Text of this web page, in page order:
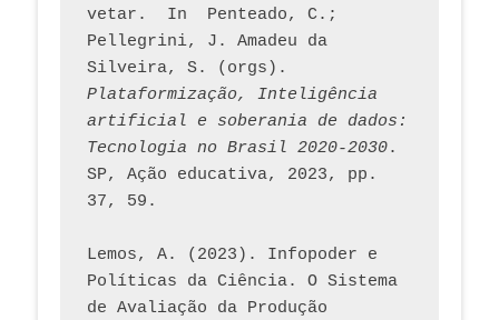
vetar.  In  Penteado, C.;
Pellegrini, J. Amadeu da
Plataformização, Inteligência
artificial e soberania de dados:
Tecnologia no Brasil 2020-2030.
SP, Ação educativa, 2023, pp.
37, 59.
Lemos, A. (2023). Infopoder e
Políticas da Ciência. O Sistema
de Avaliação da Produção